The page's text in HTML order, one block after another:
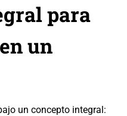
para
un
un concepto integral: